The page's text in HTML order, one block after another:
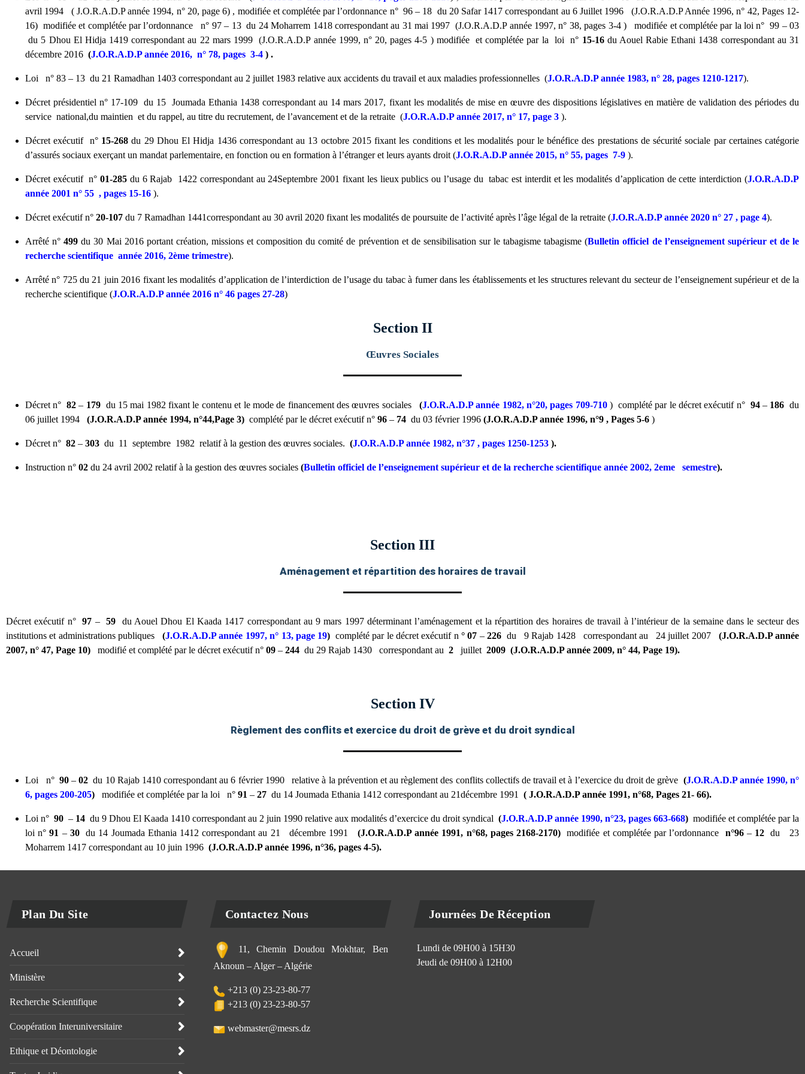
avril 1994 ( J.O.R.A.D.P année 1994, n° 20, page 6) , modifiée et complétée par l’ordonnance n° 96 – 18 du 20 Safar 1417 correspondant au 6 Juillet 1996 (J.O.R.A.D.P Année 1996, n° 42, Pages 12-
16) modifiée et complétée par l’ordonnance n° 97 – 13 du 24 Moharrem 1418 correspondant au 31 mai 1997 (J.O.R.A.D.P année 1997, n° 38, pages 3-4 ) modifiée et complétée par la loi n° 99 – 03
du 5 Dhou El Hidja 1419 correspondant au 22 mars 1999 (J.O.R.A.D.P année 1999, n° 20, pages 4-5 ) modifiée et complétée par la loi n° 15-16du Aouel Rabie Ethani 1438 correspondant au 31
décembre 2016 (J.O.R.A.D.P année 2016, n° 78, pages 3-4 ) .
Loi n° 83 – 13 du 21 Ramadhan 1403 correspondant au 2 juillet 1983 relative aux accidents du travail et aux maladies professionnelles (J.O.R.A.D.P année 1983, n° 28, pages 1210-1217).
Décret présidentiel n° 17-109 du 15 Joumada Ethania 1438 correspondant au 14 mars 2017, fixant les modalités de mise en œuvre des dispositions législatives en matière de validation des périodes du
service national,du maintien et du rappel, au titre du recrutement, de l’avancement et de la retraite (J.O.R.A.D.P année 2017, n° 17, page 3 ).
Décret exécutif n° 15-268 du 29 Dhou El Hidja 1436 correspondant au 13 octobre 2015 fixant les conditions et les modalités pour le bénéfice des prestations de sécurité sociale par certaines catégorie
d’assurés sociaux exerçant un mandat parlementaire, en fonction ou en formation à l’étranger et leurs ayants droit (J.O.R.A.D.P année 2015, n° 55, pages 7-9 ).
Décret exécutif n°01-285 du 6 Rajab 1422 correspondant au 24Septembre 2001 fixant les lieux publics ou l’usage du tabac est interdit et les modalités d’application de cette interdiction (J.O.R.A.D.P
année 2001 n° 55 , pages 15-16 ).
Décret exécutif n° 20-107 du 7 Ramadhan 1441correspondant au 30 avril 2020 fixant les modalités de poursuite de l’activité après l’âge légal de la retraite (J.O.R.A.D.P année 2020 n° 27 , page 4).
Arrêté n°499 du 30 Mai 2016 portant création, missions et composition du comité de prévention et de sensibilisation sur le tabagisme tabagisme (Bulletin officiel de l’enseignement supérieur et de le
recherche scientifique année 2016, 2ème trimestre).
Arrêté n° 725 du 21 juin 2016 fixant les modalités d’application de l’interdiction de l’usage du tabac à fumer dans les établissements et les structures relevant du secteur de l’enseignement supérieur et de la
recherche scientifique (J.O.R.A.D.P année 2016 n° 46 pages 27-28)
Section II
Œuvres Sociales
Décret n°82 – 179du 15 mai 1982 fixant le contenu et le mode de financement des œuvres sociales (J.O.R.A.D.P année 1982, n°20, pages 709-710) complété par le décret exécutif n° 94– 186 du
06 juillet 1994
(J.O.R.A.D.P année 1994, n°44,Page 3) complété par le décret exécutif n° 96 – 74 du 03 février 1996 (J.O.R.A.D.P année 1996, n°9 , Pages 5-6 )
Décret n° 82 – 303 du 11 septembre 1982 relatif à la gestion des œuvres sociales. (J.O.R.A.D.P année 1982, n°37 , pages 1250-1253 ).
Instruction n° 02 du 24 avril 2002 relatif à la gestion des œuvres sociales (Bulletin officiel de l’enseignement supérieur et de la recherche scientifique année 2002, 2eme semestre).
Section III
Aménagement et répartition des horaires de travail
Décret exécutif n°97 – 59 du Aouel Dhou El Kaada 1417 correspondant au 9 mars 1997 déterminant l’aménagement et la répartition des horaires de travail à l’intérieur de la semaine dans le secteur des
institutions et administrations publiques
(J.O.R.A.D.P année 1997, n° 13, page 19) complété par le décret exécutif n° 07 –226 du 9 Rajab 1428 correspondant au 24 juillet 2007
(J.O.R.A.D.P année
2007, n° 47, Page 10)
modifié et complété par le décret exécutif n° 09 – 244 du 29 Rajab 1430 correspondant au 2 juillet 2009 (J.O.R.A.D.P année 2009, n° 44, Page 19).
Section IV
Règlement des conflits et exercice du droit de grève et du droit syndical
Loi n° 90–02 du 10 Rajab 1410 correspondant au 6 février 1990 relative à la prévention et au règlement des conflits collectifs de travail et à l’exercice du droit de grève (J.O.R.A.D.P année 1990, n°
6, pages 200-205) modifiée et complétée par la loi n° 91 – 27 du 14 Joumada Ethania 1412 correspondant au 21décembre 1991 ( J.O.R.A.D.P année 1991, n°68, Pages 21- 66).
Loi n° 90 – 14 du 9 Dhou El Kaada 1410 correspondant au 2 juin 1990 relative aux modalités d’exercice du droit syndical (J.O.R.A.D.P année 1990, n°23, pages 663-668) modifiée et complétée par la
loi n°91 – 30du 14 Joumada Ethania 1412 correspondant au 21 décembre 1991 (J.O.R.A.D.P année 1991, n°68, pages 2168-2170) modifiée et complétée par l’ordonnance n°96– 12 du
23
Moharrem 1417 correspondant au 10 juin 1996 (J.O.R.A.D.P année 1996, n°36, pages 4-5).
Plan Du Site
Accueil
Ministère
Recherche Scientifique
Coopération Interuniversitaire
Ethique et Déontologie
Contactez Nous
11, Chemin Doudou Mokhtar, Ben
Aknoun – Alger – Algérie
+213 (0) 23-23-80-77
+213 (0) 23-23-80-57
webmaster@mesrs.dz
Journées De Réception
Lundi de 09H00 à 15H30
Jeudi de 09H00 à 12H00